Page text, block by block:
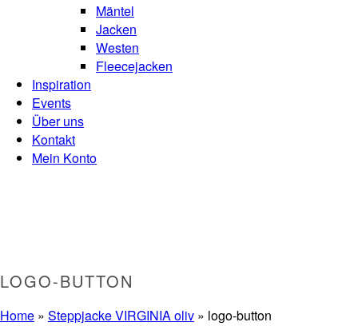
Mäntel
Jacken
Westen
Fleecejacken
Inspiration
Events
Über uns
Kontakt
Mein Konto
LOGO-BUTTON
Home » Steppjacke VIRGINIA oliv » logo-button